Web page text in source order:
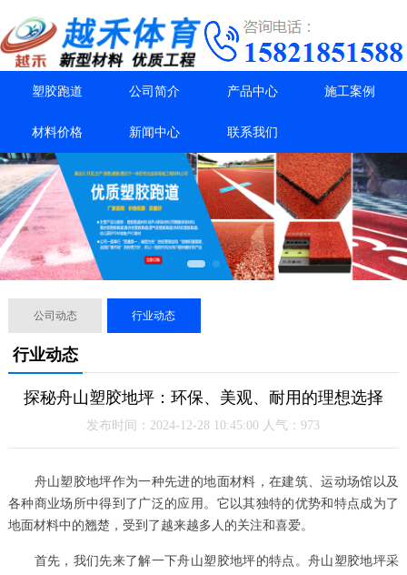
塑胶跑道 公司简介 产品中心 施工案例
材料价格 新闻中心 联系我们
公司动态 行业动态
行业动态
探秘舟山塑胶地坪：环保、美观、耐用的理想选择
发布时间：2024-12-28 10:45:00 人气：973
舟山塑胶地坪作为一种先进的地面材料，在建筑、运动场馆以及
各种商业场所中得到了广泛的应用。它以其独特的优势和特点成为了
地面材料中的翘楚，受到了越来越多人的关注和喜爱。
首先，我们先来了解一下舟山塑胶地坪的特点。舟山塑胶地坪采